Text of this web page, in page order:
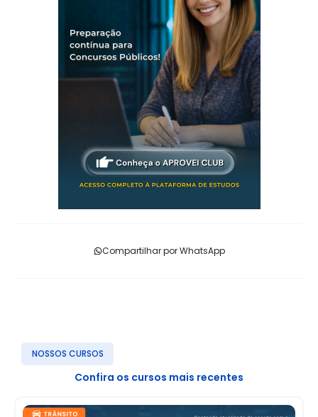
Compartilhar por WhatsApp
NOSSOS CURSOS
Confira os cursos mais recentes